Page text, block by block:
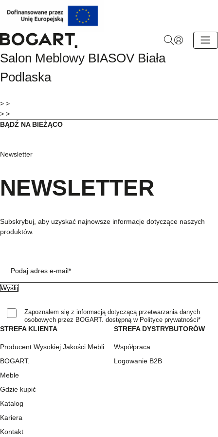
BOGART.
-
Strona
główna
Salon Meblowy BIASOV Biała
Podlaska
> >
> >
STREFA KLIENTA
Producent Wysokiej Jakości Mebli
BOGART.
Meble
Gdzie kupić
Katalog
Kariera
Kontakt
STREFA DYSTRYBUTORÓW
Współpraca
Logowanie B2B
BĄDŹ NA BIEŻĄCO
Newsletter
NEWSLETTER
Subskrybuj, aby uzyskać najnowsze informacje dotyczące naszych
produktów.
Podaj adres e-mail*
Zapoznałem się z informacją dotyczącą przetwarzania danych
osobowych przez BOGART. dostępną w Polityce prywatności*